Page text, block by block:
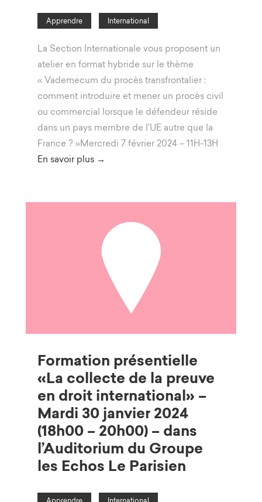
Apprendre International
La Section Internationale vous proposent un
atelier en format hybride sur le thème
« Vademecum du procès transfrontalier :
comment introduire et mener un procès civil
ou commercial lorsque le défendeur réside
dans un pays membre de l’UE autre que la
France ? »Mercredi 7 février 2024 – 11H-13H
En savoir plus →
Formation présentielle
«La collecte de la preuve
en droit international» –
Mardi 30 janvier 2024
(18h00 – 20h00) – dans
l’Auditorium du Groupe
les Echos Le Parisien